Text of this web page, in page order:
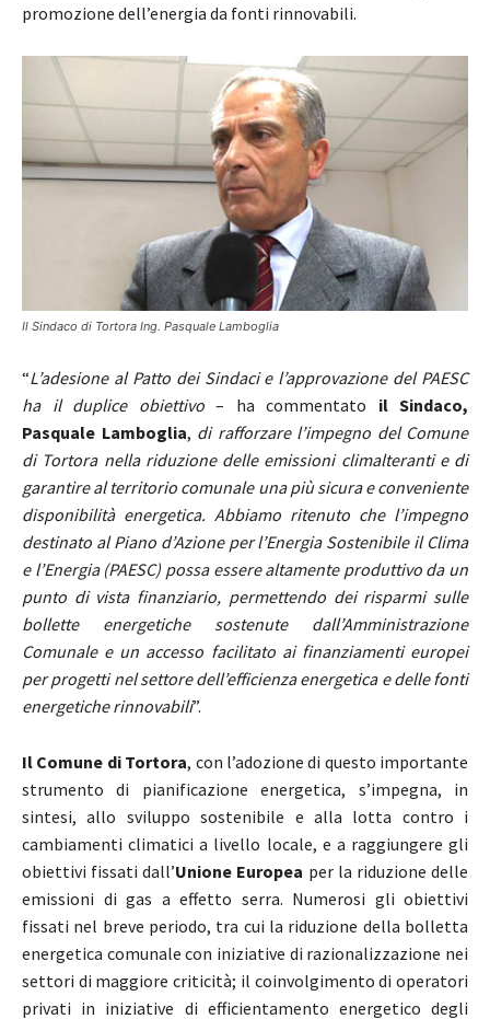
promozione dell’energia da fonti rinnovabili.
Il Sindaco di Tortora Ing. Pasquale Lamboglia
“L’adesione al Patto dei Sindaci e l’approvazione del PAESC
ha il duplice obiettivo– ha commentato il Sindaco,
Pasquale Lamboglia, di rafforzare l’impegno del Comune
di Tortora nella riduzione delle emissioni climalteranti e di
garantire al territorio comunale una più sicura e conveniente
disponibilità energetica. Abbiamo ritenuto che l’impegno
destinato al Piano d’Azione per l’Energia Sostenibile il Clima
e l’Energia (PAESC) possa essere altamente produttivo da un
punto di vista finanziario, permettendo dei risparmi sulle
bollette energetiche sostenute dall’Amministrazione
Comunale e un accesso facilitato ai finanziamenti europei
per progetti nel settore dell’efficienza energetica e delle fonti
energetiche rinnovabili”.
Il Comune di Tortora, con l’adozione di questo importante
strumento di pianificazione energetica, s’impegna, in
sintesi, allo sviluppo sostenibile e alla lotta contro i
cambiamenti climatici a livello locale, e a raggiungere gli
obiettivi fissati dall’Unione Europea per la riduzione delle
emissioni di gas a effetto serra. Numerosi gli obiettivi
fissati nel breve periodo, tra cui la riduzione della bolletta
energetica comunale con iniziative di razionalizzazione nei
settori di maggiore criticità; il coinvolgimento di operatori
privati in iniziative di efficientamento energetico degli